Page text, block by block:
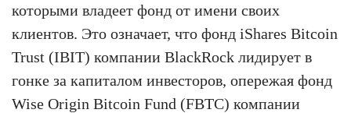
которыми владеет фонд от имени своих
клиентов. Это означает, что фонд iShares Bitcoin
Trust (IBIT) компании BlackRock лидирует в
гонке за капиталом инвесторов, опережая фонд
Wise Origin Bitcoin Fund (FBTC) компании